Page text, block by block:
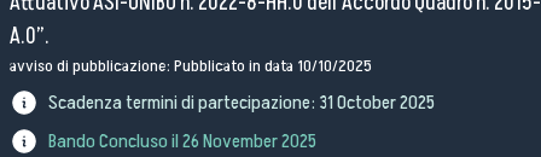
A.0”.
avviso di pubblicazione: Pubblicato in data 10/10/2025
Scadenza termini di partecipazione: 31 October 2025
Bando Concluso il26 November 2025
Lavora con noi
Amministrazione Trasparente
Organigramma